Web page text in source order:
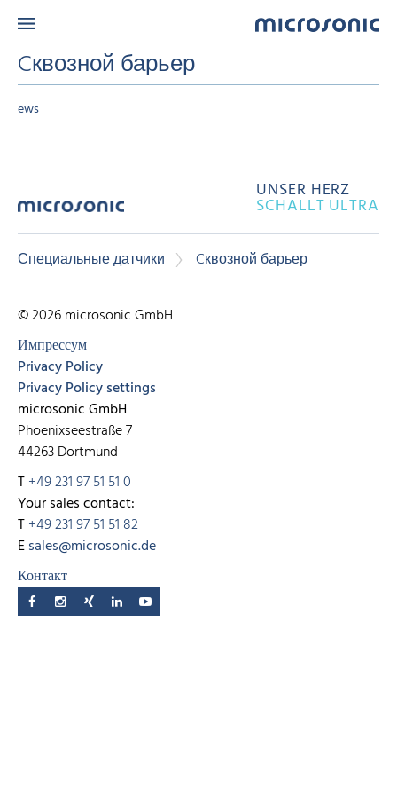
Cквозной барьер
ews
UNSER HERZ
SCHALLT ULTRA
Специальные датчики Cквозной барьер
© 2026 microsonic GmbH
Импрессум
Privacy Policy
Privacy Policy settings
microsonic GmbH
Phoenixseestraße 7
44263 Dortmund
T+49 231 97 51 51 0
Your sales contact:
T+49 231 97 51 51 82
Esales@microsonic.de
Контакт